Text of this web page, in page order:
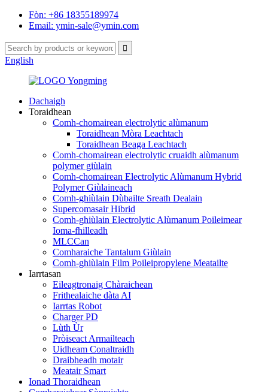
Fòn: +86 18355189974
Email: ymin-sale@ymin.com
English
Dachaigh
Toraidhean
Comh-chomairean electrolytic alùmanum
Toraidhean Mòra Leachtach
Toraidhean Beaga Leachtach
Comh-chomairean electrolytic cruaidh alùmanum
polymer giùlain
Comh-chomairean Electrolytic Alùmanum Hybrid
Polymer Giùlaineach
Comh-ghiùlain Dùbailte Sreath Dealain
Supercomasair Hibrid
Comh-ghiùlain Electrolytic Alùmanum Poileimear
Ioma-fhilleadh
MLCCan
Comharaiche Tantalum Giùlain
Comh-ghiùlain Film Poileipropylene Meatailte
Iarrtasan
Eileagtronaig Chàraichean
Frithealaiche dàta AI
Iarrtas Robot
Charger PD
Lùth Ùr
Pròiseact Armailteach
Uidheam Conaltraidh
Draibheadh ​​​​​​motair
Meatair Smart
Ionad Thoraidhean